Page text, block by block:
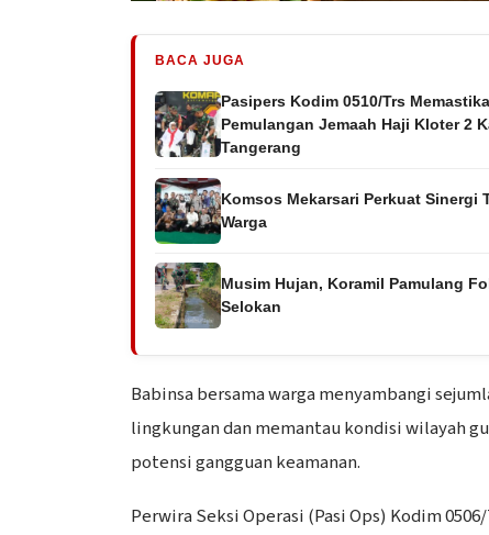
BACA JUGA
Pasipers Kodim 0510/Trs
Pemulangan Jemaah Haji Kloter 2
Tangerang
Komsos Mekarsari Perkuat Sinergi
Warga
Musim Hujan, Koramil Pamulang
Selokan
Babinsa bersama warga menyambangi
lingkungan dan memantau kondisi wilayah
potensi gangguan keamanan.
Perwira Seksi Operasi (Pasi Ops) Kodim